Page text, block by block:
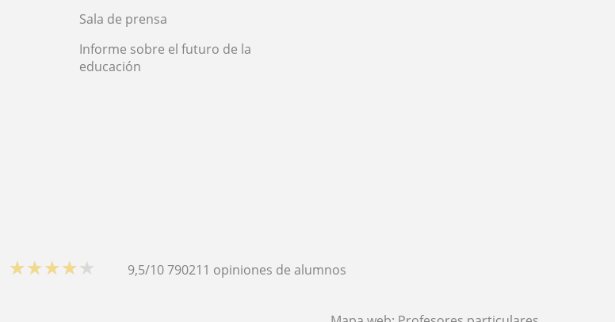
Sala de prensa
Informe sobre el futuro de la
educación
★★★★★ 9,5/10790211 opiniones de alumnos